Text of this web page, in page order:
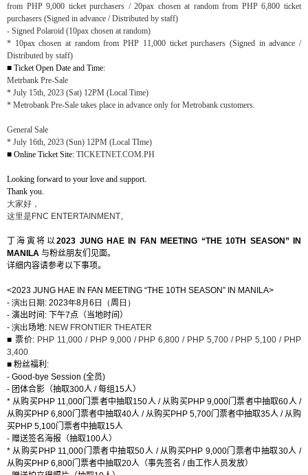
from PHP 9,000 ticket purchasers / 20pax chosen at random from PHP 6,800 ticket
purchasers (Signed in advance / Distributed by staff)
- Signed Polaroid (10pax chosen at random)
* 10pax chosen at random from PHP 11,000 ticket purchasers (Signed in advance /
Distributed by staff)
■ Ticket Open Date and Time:
Metrbank Pre-Sale
* July 15th, 2023 (Sat) 12PM (Local Time)
* Metrobank Pre-Sale takes place in advance only for Metrobank customers.
General Sale
* July 16th, 2023 (Sun) 12PM (Local TIme)
■ Online Ticket Site: TICKETNET.COM.PH
Looking forward to your love and support.
Thank you.
大家好，
这里是 FNC ENTERTAINMENT。
丁海寅将以2023 JUNG HAE IN FAN MEETING “THE 10TH SEASON”
IN
MANILA 与粉丝朋友们见面。
详细内容请参考以下事项。
<2023 JUNG HAE IN FAN MEETING “THE 10TH SEASON” IN MANILA>
- 演出日期: 2023年8月 6 日（周 日）
- 演出时间 : 下午7点（当地时间 ）
- 演出场地: NEW FRONTIER THEATER
■ 票价: PHP 11,000 / PHP 9,000 / PHP 6,800 / PHP 5,700 / PHP 5,100 / PHP
3,400
■ 粉丝福利 :
- Good-bye Session (全员)
- 团体合影（抽取300人 /每组 15人）
*从购买PHP 11,000门票者中抽取150人/从购买PHP 9,000门票者中抽取60人/
从购买PHP 6,800门票者中抽取40人 /从购买PHP 5,700门票者中抽取35人 /从购
买PHP 5,100门票者中抽取15人
- 赠送签名海报（抽取100人）
*从购买 PHP 11,000门票者中抽取50人 /从购买PHP 9,000门票者中抽取30人 /
从购买PHP 6,800门票者中抽取20人 （事先签名 / 由工作人员发放）